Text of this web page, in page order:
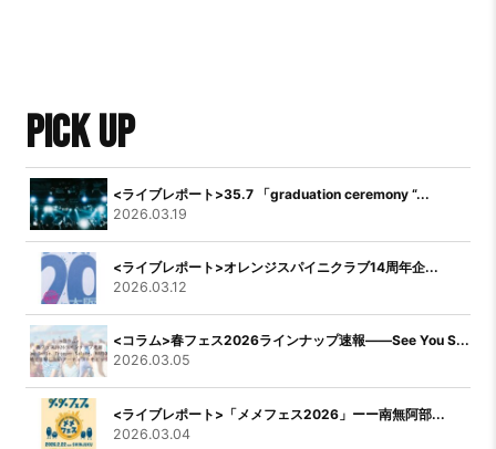
PICK UP
<ライブレポート>35.7 「graduation ceremony “...
2026.03.19
<ライブレポート>オレンジスパイニクラブ14周年企...
2026.03.12
<コラム>春フェス2026ラインナップ速報――See You S...
2026.03.05
<ライブレポート>「メメフェス2026」ーー南無阿部...
2026.03.04